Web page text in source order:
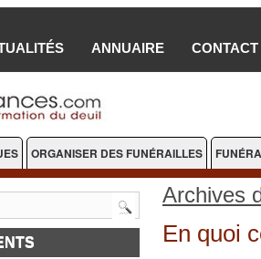
ANNUAIRE CONTACT
ORGANISER DES FUNÉRAILLES
Archives
En quoi